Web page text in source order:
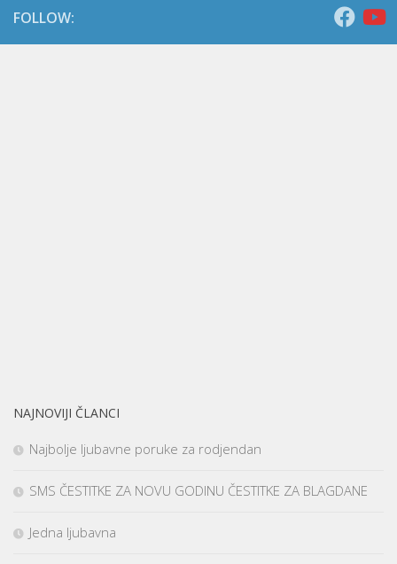
FOLLOW:
NAJNOVIJI ČLANCI
Najbolje ljubavne poruke za rodjendan
SMS ČESTITKE ZA NOVU GODINU ČESTITKE ZA BLAGDANE
Jedna ljubavna